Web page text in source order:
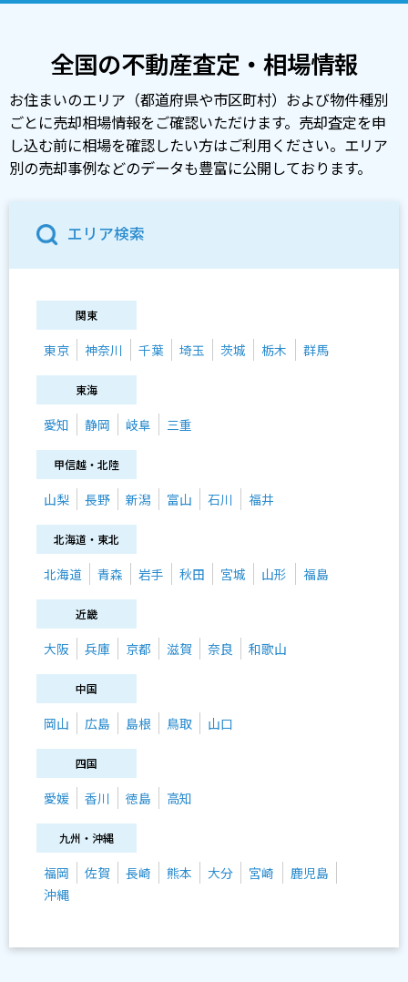
全国の不動産査定・相場情報
お住まいのエリア（都道府県や市区町村）および物件種別
ごとに売却相場情報をご確認いただけます。売却査定を申
し込む前に相場を確認したい方はご利用ください。エリア
別の売却事例などのデータも豊富に公開しております。
エリア検索
関東
東京 神奈川 千葉 埼玉 茨城 栃木 群馬
東海
愛知 静岡 岐阜 三重
甲信越・北陸
山梨 長野 新潟 富山 石川 福井
北海道・東北
北海道 青森 岩手 秋田 宮城 山形 福島
近畿
大阪 兵庫 京都 滋賀 奈良 和歌山
中国
岡山 広島 島根 鳥取 山口
四国
愛媛 香川 徳島 高知
九州・沖縄
福岡 佐賀 長崎 熊本 大分 宮崎
鹿児島
沖縄